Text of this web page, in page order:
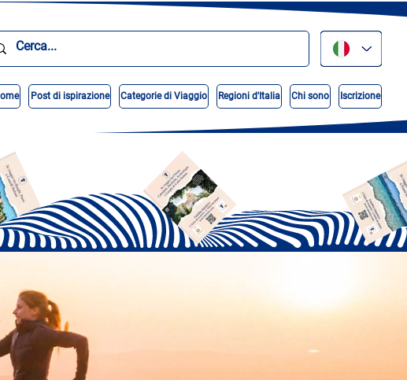
Post di ispirazione Categorie di Viaggio Regioni d'Italia Chi sono Iscrizione